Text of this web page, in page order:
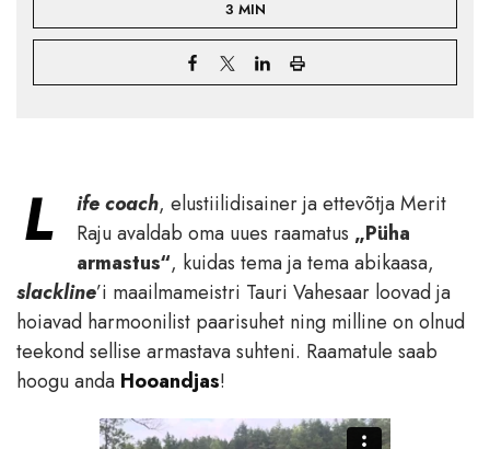
3 MIN
L ife coach, elustiilidisainer ja ettevõtja Merit
Raju avaldab oma uues raamatus „Püha
armastus“, kuidas tema ja tema abikaasa,
slackline’i maailmameistri Tauri Vahesaar loovad ja
hoiavad harmoonilist paarisuhet ning milline on olnud
teekond sellise armastava suhteni. Raamatule saab
hoogu anda Hooandjas!